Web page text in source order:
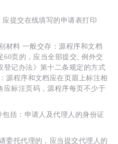
提交在线填写的申请表打印
料 一般交存：源程序和文档
60页的，应当全部提交; 例外交
登记办法》第十二条规定的方式
源程序和文档应在页眉上标注相
应标注页码，源程序每页不少于
括：申请人及代理人的身份证
托代理的，应当提交代理人的